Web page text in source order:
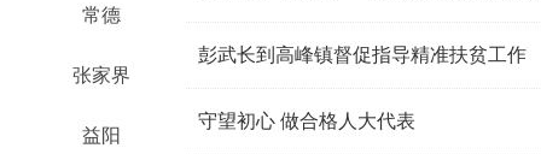
常德
张家界
益阳
彭武长到高峰镇督促指导精准扶贫工作
守望初心 做合格人大代表